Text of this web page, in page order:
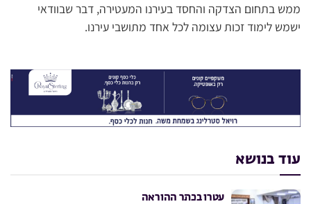
ממש בתחום הצדקה והחסד בעירנו המעטירה, דבר שבוודאי
ישמש לימוד זכות עצומה לכל אחד מתושבי עירנו.
עוד בנושא
עטרו בכתר ההוראה